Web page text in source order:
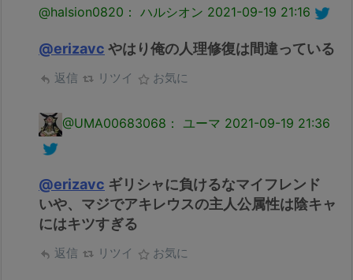
@halsion0820： ハルシオン 2021-09-19 21:16
@erizavc やはり俺の人理修復は間違っている
返信 リツイ お気に
@UMA00683068： ユーマ 2021-09-19 21:36
@erizavc ギリシャに負けるなマイフレンド
いや、マジでアキレウスの主人公属性は陰キャ
にはキツすぎる
返信 リツイ お気に